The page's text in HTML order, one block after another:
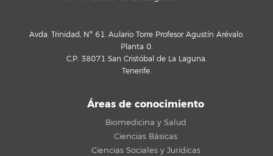
Avda. Trinidad, Nº 61. Aulario Torre Profesor Agustín Arévalo.
Planta 0.
C.P. 38071 San Cristóbal de La Laguna.
Tenerife.
Áreas de conocimiento
Biomedicina y Salud
Ciencias Básicas
Ciencias Sociales y Jurídicas